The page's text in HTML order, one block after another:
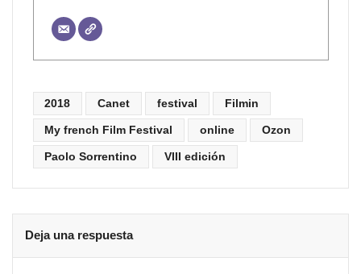
2018 Canet festival Filmin
My french Film Festival online Ozon
Paolo Sorrentino VIII edición
Deja una respuesta